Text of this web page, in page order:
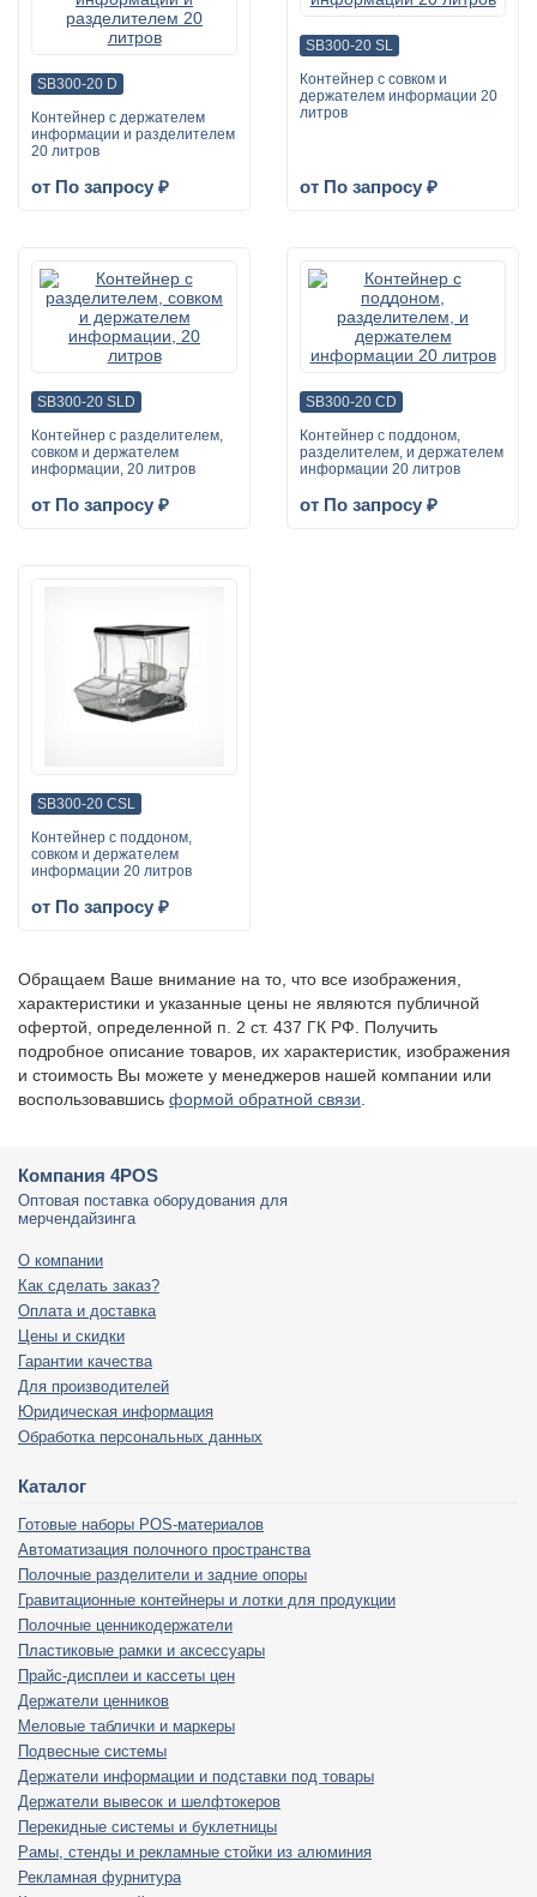
SB300-20 D
Контейнер с держателем
информации и разделителем
20 литров
от По запросу ₽
SB300-20 SL
Контейнер с совком и
держателем информации 20
литров
от По запросу ₽
SB300-20 SLD
Контейнер с разделителем,
совком и держателем
информации, 20 литров
от По запросу ₽
SB300-20 CD
Контейнер с поддоном,
разделителем, и держателем
информации 20 литров
от По запросу ₽
SB300-20 CSL
Контейнер с поддоном,
совком и держателем
информации 20 литров
от По запросу ₽
Обращаем Ваше внимание на то, что все изображения,
характеристики и указанные цены не являются публичной
офертой, определенной п. 2 ст. 437 ГК РФ. Получить
подробное описание товаров, их характеристик, изображения
и стоимость Вы можете у менеджеров нашей компании или
воспользовавшись формой обратной связи
Компания 4POS
Оптовая поставка оборудования для
мерчендайзинга
О компании
Как сделать заказ?
Оплата и доставка
Цены и скидки
Гарантии качества
Для производителей
Юридическая информация
Обработка персональных данных
Каталог
Готовые наборы POS-материалов
Автоматизация полочного пространства
Полочные разделители и задние опоры
Гравитационные контейнеры и лотки для продукции
Полочные ценникодержатели
Пластиковые рамки и аксессуары
Прайс-дисплеи и кассеты цен
Держатели ценников
Меловые таблички и маркеры
Подвесные системы
Держатели информации и подставки под товары
Держатели вывесок и шелфтокеров
Перекидные системы и буклетницы
Рамы, стенды и рекламные стойки из алюминия
Рекламная фурнитура